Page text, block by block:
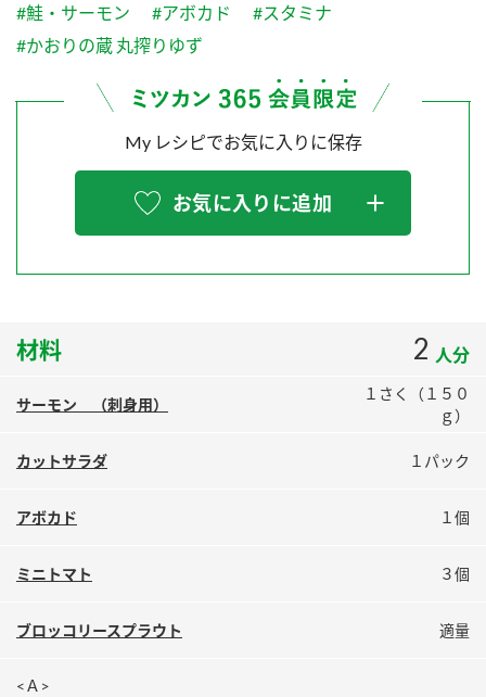
ふりかけ おすしの素
炊き込みご飯の素 米飯用調味液
Fibee
納豆のサイト
三ツ判山吹
スペシャルサイト
お酢を知ろう！
すしラボ
納豆の豆知識
ロングセラー商品 ＋ おすすめレシピ
MIM（ミツカンミュージアム）
お客様相談センター
お客様の声をいかしました
販売終了製品のご案内
よくあるご質問
ミツカン公式通販
#鮭・サーモン #アボカド
#スタミナ
#かおりの蔵 丸搾りゆず
My レシピでお気に入りに保存
お気に入りに追加
材料 2 人分
サーモン （刺身用）
１さく（１５０
ｇ）
カットサラダ １パック
アボカド １個
ミニトマト ３個
ブロッコリースプラウト 適量
<Ａ>